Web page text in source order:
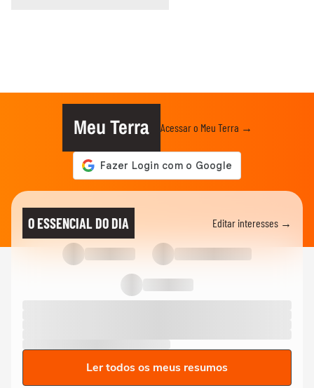
Meu Terra Acessar o Meu Terra →
O ESSENCIAL DO DIA Editar interesses →
Ler todos os meus resumos